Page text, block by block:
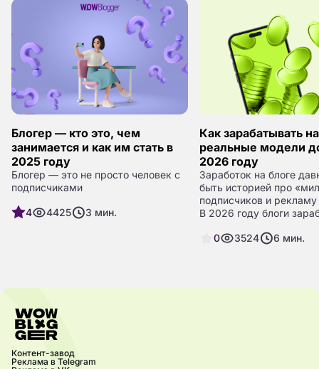
Блогер — кто это, чем
занимается и как им стать в
2025 году
Блогер — это не просто человек с
подписчиками
4 4425 3 мин.
Как зарабатывать
реальные модели
2026 году
Заработок на блоге
быть историей про
подписчиков и рекламу
В 2026 году блоги
системную работу и
0 3524 6 мин.
Контент-завод
Реклама в Telegram